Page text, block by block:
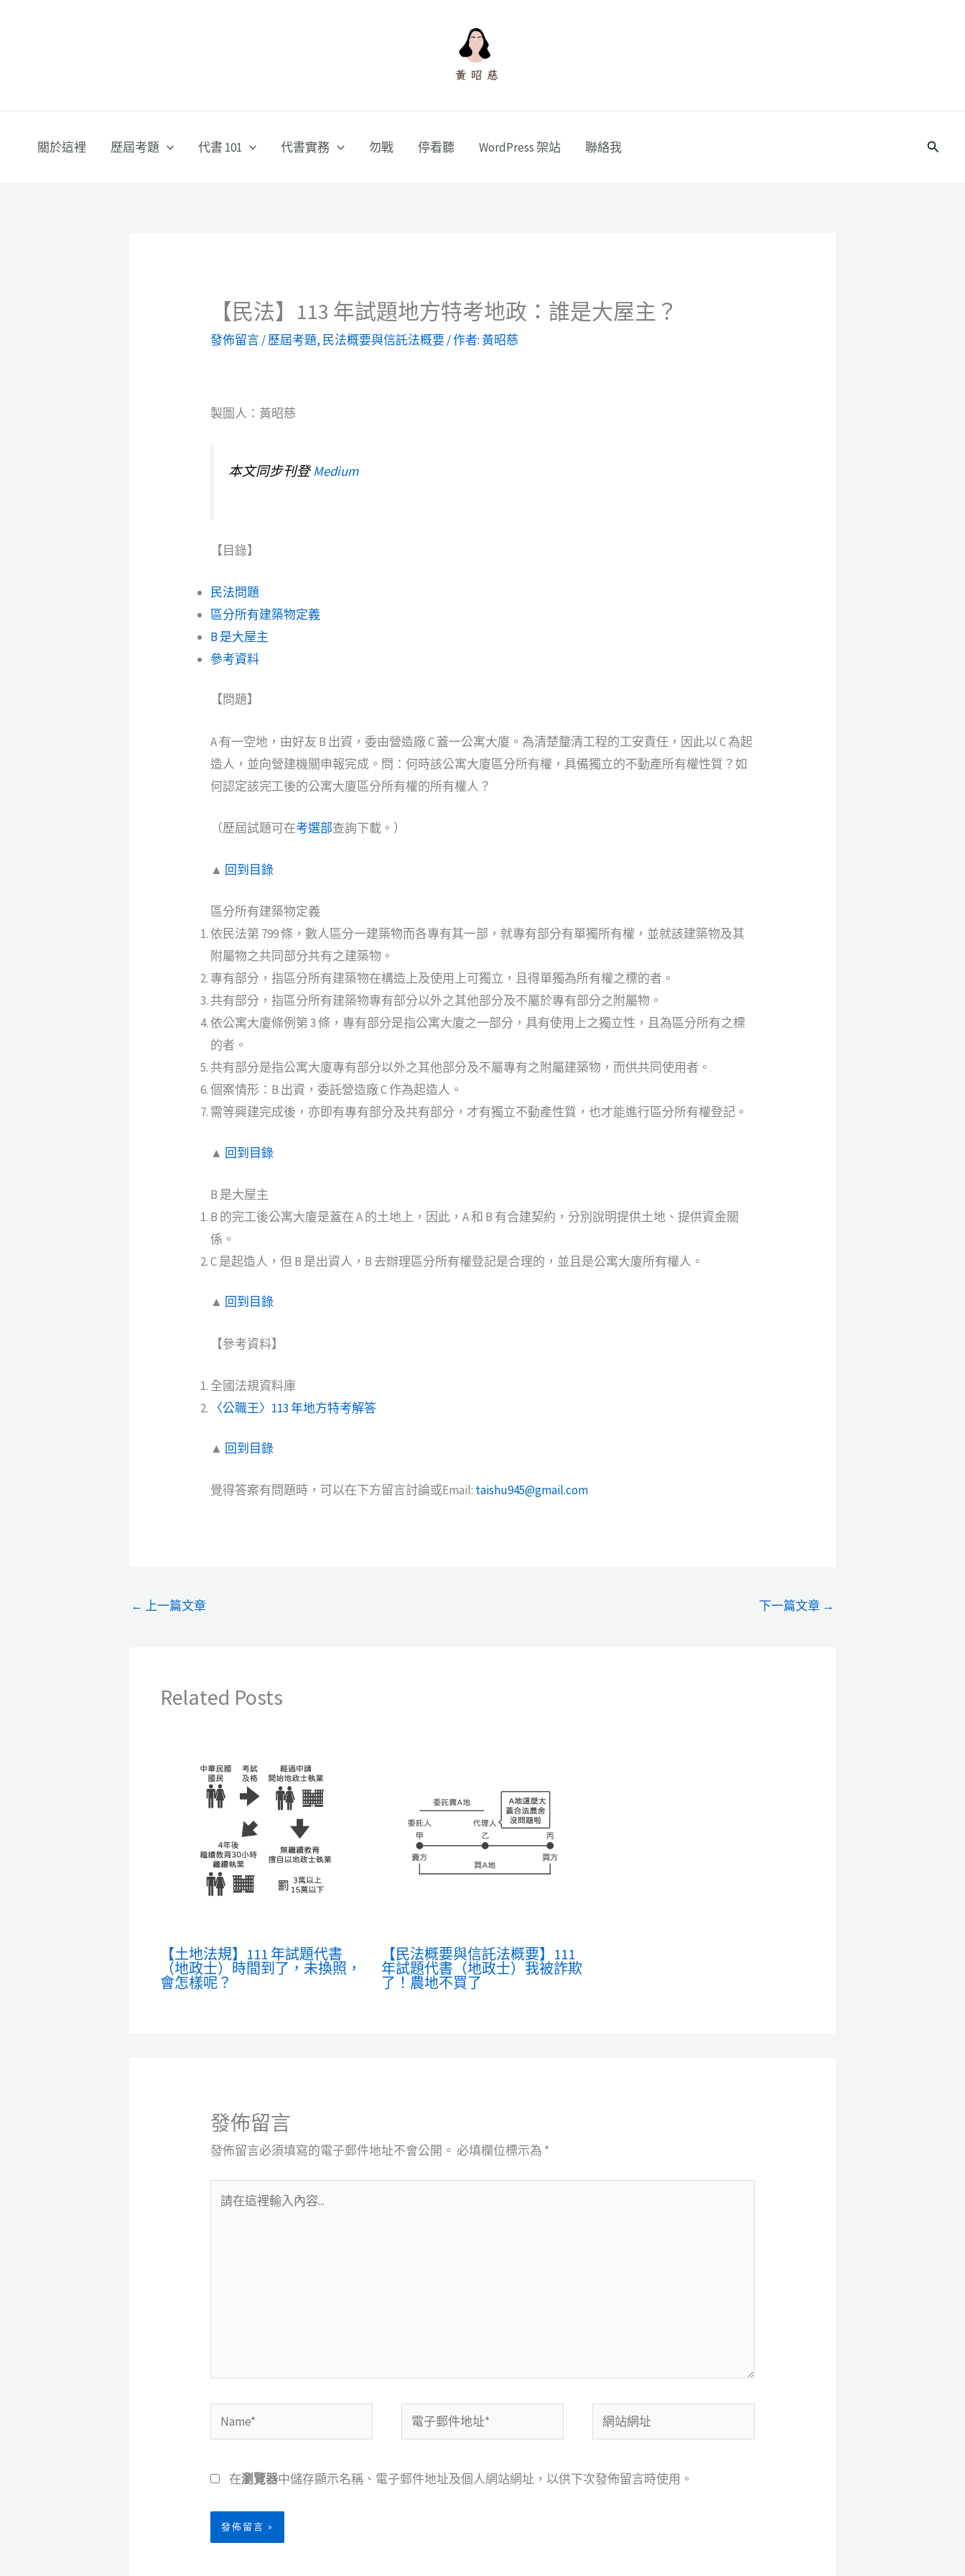
關於這裡
歷屆考題 代書 101 代書實務 勿戰 停看聽 WordPress 架站 聯絡我
搜
【民法】113 年試題地方特考地政：誰是大屋主？
發佈留言/歷屆考題, 民法概要與信託法概要 / 作者:黃昭慈
製圖人：黃昭慈
本文同步刊登Medium
【目錄】
民法問題
區分所有建築物定義
B 是大屋主
參考資料
【問題】
A 有一空地，由好友 B 出資，委由營造廠 C 蓋一公寓大廈。為清楚釐清工程的工安責任，因此以 C 為起
造人，並向營建機關申報完成。問：何時該公寓大廈區分所有權，具備獨立的不動產所有權性質？如
何認定該完工後的公寓大廈區分所有權的所有權人？
（歷屆試題可在考選部查詢下載。）
▲ 回到目錄
區分所有建築物定義
依民法第 799 條，數人區分一建築物而各專有其一部，就專有部分有單獨所有權，並就該建築物及其
附屬物之共同部分共有之建築物。
專有部分，指區分所有建築物在構造上及使用上可獨立，且得單獨為所有權之標的者。
共有部分，指區分所有建築物專有部分以外之其他部分及不屬於專有部分之附屬物。
依公寓大廈條例第 3 條，專有部分是指公寓大廈之一部分，具有使用上之獨立性，且為區分所有之標
的者。
共有部分是指公寓大廈專有部分以外之其他部分及不屬專有之附屬建築物，而供共同使用者。
個案情形：B 出資，委託營造廠 C 作為起造人。
需等興建完成後，亦即有專有部分及共有部分，才有獨立不動產性質，也才能進行區分所有權登記。
▲ 回到目錄
B 是大屋主
B 的完工後公寓大廈是蓋在 A 的土地上，因此，A 和 B 有合建契約，分別說明提供土地、提供資金關
係。
C 是起造人，但 B 是出資人，B 去辦理區分所有權登記是合理的，並且是公寓大廈所有權人。
▲ 回到目錄
【參考資料】
全國法規資料庫
〈公職王〉113 年地方特考解答
▲ 回到目錄
覺得答案有問題時，可以在下方留言討論或Email: taishu945@gmail.com
← 上一篇文章 下一篇文章 →
Related Posts
【土地法規】111 年試題代書
（地政士）時間到了，未換照，
會怎樣呢？
【民法概要與信託法概要】111
年試題代書（地政士）我被詐欺
了！農地不買了
發佈留言
發佈留言必須填寫的電子郵件地址不會公開。 必填欄位標示為 *
Name*
電
子
件
站
址
在瀏覽器中儲存顯示名稱、電子郵件地址及個人網站網址，以供下次發佈留言時使用。